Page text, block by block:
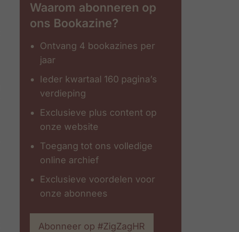
Waarom abonneren op
ons Bookazine?
Ontvang 4 bookazines per
jaar
Ieder kwartaal 160 pagina’s
verdieping
Exclusieve plus content op
onze website
Toegang tot ons volledige
online archief
Exclusieve voordelen voor
onze abonnees
Abonneer op #ZigZagHR